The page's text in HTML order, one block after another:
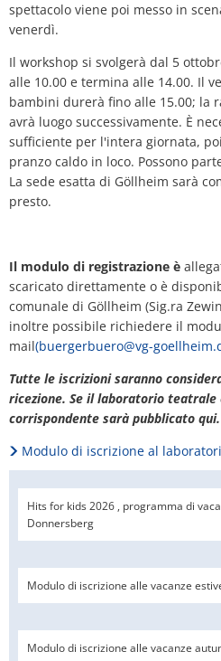
spettacolo viene poi messo in
venerdì.
Il workshop si svolgerà dal 5
alle 10.00 e termina alle 14.00. Il
bambini durerà fino alle 15.00; la
avrà luogo successivamente. È
sufficiente per l'intera giornata,
pranzo caldo in loco. Possono
La sede esatta di Göllheim sarà
presto.
Il modulo di registrazione è
scaricato direttamente o è
comunale di Göllheim (Sig.ra
inoltre possibile richiedere il
mail(buergerbuero@vg-
Tutte le iscrizioni saranno
ricezione. Se il laboratorio
corrispondente sarà pubblicato qui.
Modulo di iscrizione al
Hits for kids 2026 , programma di
Donnersberg
Modulo di iscrizione alle vacanze
Modulo di iscrizione alle vacanze